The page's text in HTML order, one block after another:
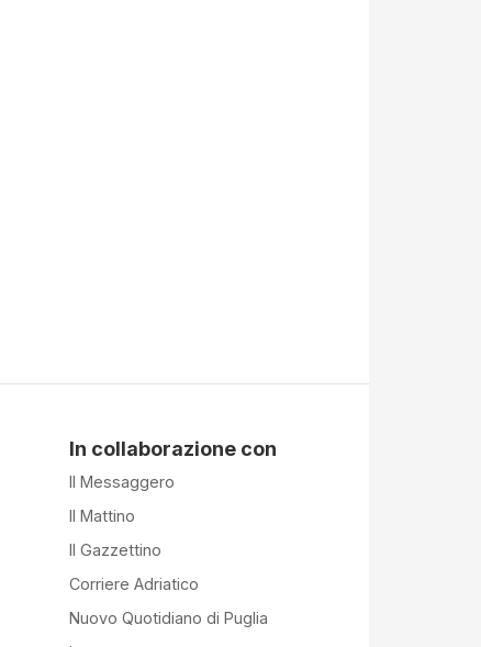
In collaborazione con
Il Messaggero
Il Mattino
Il Gazzettino
Corriere Adriatico
Nuovo Quotidiano di Puglia